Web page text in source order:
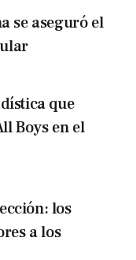
se aseguró el
que
Boys en el
los
a los